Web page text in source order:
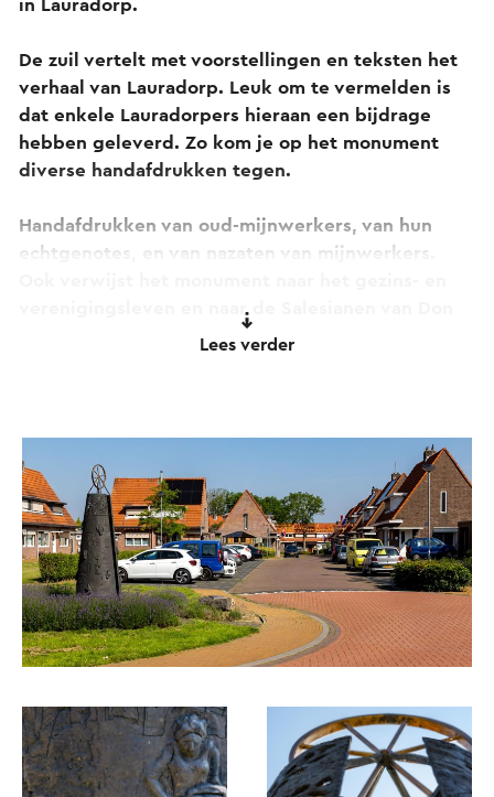
in Lauradorp.
De zuil vertelt met voorstellingen en teksten het
verhaal van Lauradorp. Leuk om te vermelden is
dat enkele Lauradorpers hieraan een bijdrage
hebben geleverd. Zo kom je op het monument
diverse handafdrukken tegen.
Handafdrukken van oud-mijnwerkers, van hun
echtgenotes, en van nazaten van mijnwerkers.
verenigingsleven en naar de Salesianen van Don
Bosco, de eerste zielzorgers van Lauradorp.
Lees verder